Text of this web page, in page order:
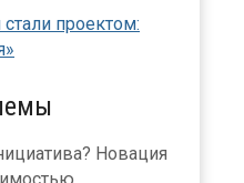
проектом:
Новация